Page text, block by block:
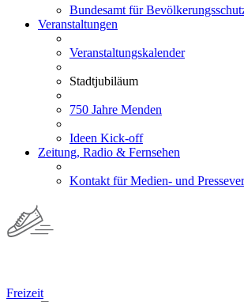
Bundesamt für
Veranstaltungen
Veranstaltungskalender
Stadtjubiläum
750 Jahre Menden
Ideen Kick-off
Zeitung, Radio & Fernsehen
Kontakt für Medien- und
Freizeit